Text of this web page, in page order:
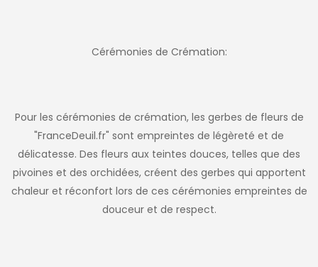
Cérémonies de Crémation:
Pour les cérémonies de crémation, les gerbes de fleurs de
"FranceDeuil.fr" sont empreintes de légèreté et de
délicatesse. Des fleurs aux teintes douces, telles que des
pivoines et des orchidées, créent des gerbes qui apportent
chaleur et réconfort lors de ces cérémonies empreintes de
douceur et de respect.